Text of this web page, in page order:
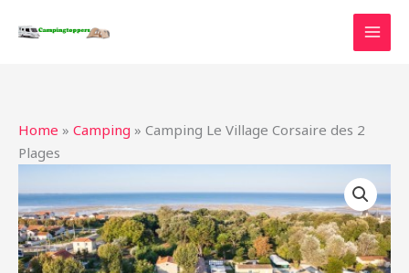
naar
Home » Camping » Camping Le Village Corsaire des 2
Plages